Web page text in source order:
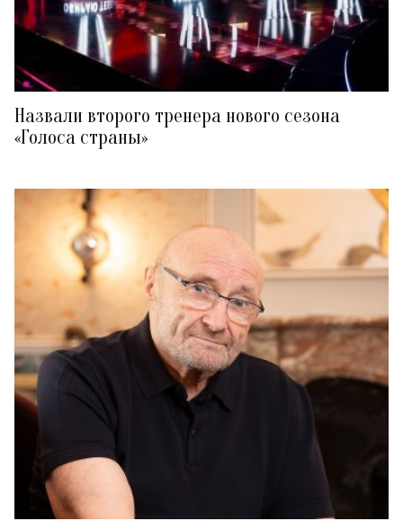
Назвали второго тренера нового сезона
«Голоса страны»